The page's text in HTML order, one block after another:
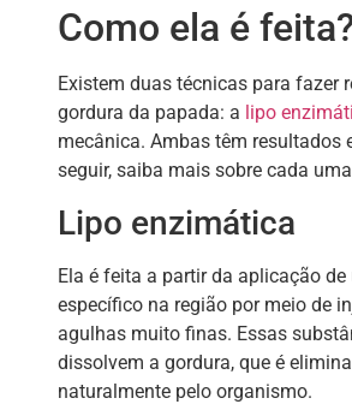
Como ela é
Existem duas técnicas para fazer
gordura da papada: a lipo
mecânica. Ambas têm resultados
seguir, saiba mais sobre cada
Lipo enzimática
Ela é feita a partir da aplicação de
específico na região por meio de
agulhas muito finas. Essas
dissolvem a gordura, que é
naturalmente pelo organismo.